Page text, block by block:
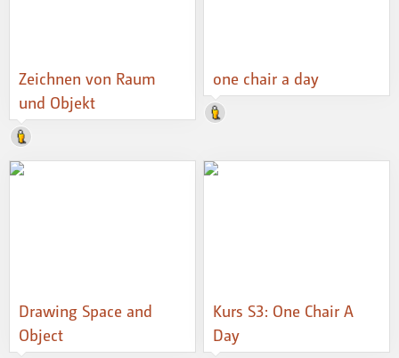
Zeichnen von Raum
und Objekt
one chair a day
Drawing Space and
Object
Kurs S3: One Chair A
Day